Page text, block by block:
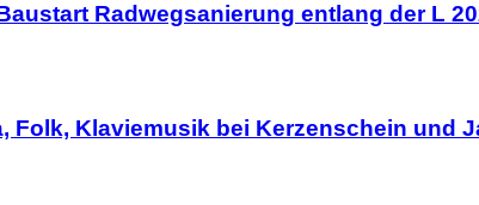
Radwegsanierung entlang der L
Folk, Klaviemusik bei Kerzenschein und